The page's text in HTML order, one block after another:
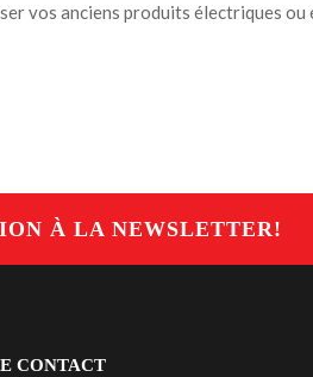
vos anciens produits électriques ou
À LA NEWSLETTER!
CONTACT